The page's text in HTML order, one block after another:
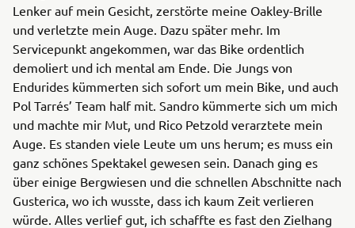
Lenker auf mein Gesicht, zerstörte meine Oakley-Brille
und verletzte mein Auge. Dazu später mehr. Im
Servicepunkt angekommen, war das Bike ordentlich
demoliert und ich mental am Ende. Die Jungs von
Endurides kümmerten sich sofort um mein Bike, und auch
Pol Tarrés’ Team half mit. Sandro kümmerte sich um mich
und machte mir Mut, und Rico Petzold verarztete mein
Auge. Es standen viele Leute um uns herum; es muss ein
ganz schönes Spektakel gewesen sein. Danach ging es
über einige Bergwiesen und die schnellen Abschnitte nach
Gusterica, wo ich wusste, dass ich kaum Zeit verlieren
würde. Alles verlief gut, ich schaffte es fast den Zielhang